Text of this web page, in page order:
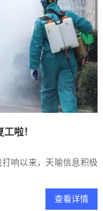
啦！
响以来，天喻信息积极
查看详情